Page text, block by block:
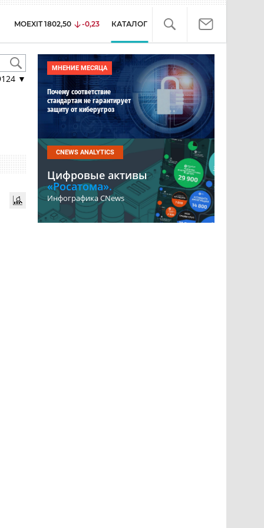
MOEXIT 1802,50 -0,23 КАТАЛОГ
▼
МНЕНИЕ МЕСЯЦА
Почему соответствие
стандартам не гарантирует
защиту от киберугроз
CNEWS ANALYTICS
Цифровые активы
«Росатома».
Инфографика CNews